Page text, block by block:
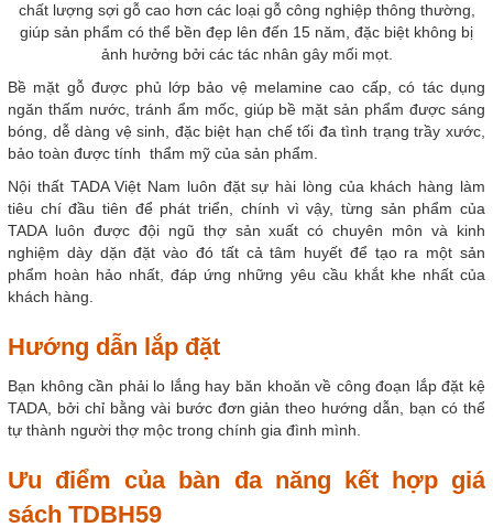
chất lượng sợi gỗ cao hơn các loại gỗ công nghiệp thông thường,
giúp sản phẩm có thể bền đẹp lên đến 15 năm, đặc biệt không bị
ảnh hưởng bởi các tác nhân gây mối mọt.
Bề mặt gỗ được phủ lớp bảo vệ melamine cao cấp, có tác dụng
ngăn thấm nước, tránh ẩm mốc, giúp bề mặt sản phẩm được sáng
bóng, dễ dàng vệ sinh, đặc biệt hạn chế tối đa tình trạng trầy xước,
bảo toàn được tính thẩm mỹ của sản phẩm.
Nội thất TADA Việt Nam luôn đặt sự hài lòng của khách hàng làm
tiêu chí đầu tiên để phát triển, chính vì vậy, từng sản phẩm của
TADA luôn được đội ngũ thợ sản xuất có chuyên môn và kinh
nghiệm dày dặn đặt vào đó tất cả tâm huyết để tạo ra một sản
phẩm hoàn hảo nhất, đáp ứng những yêu cầu khắt khe nhất của
khách hàng.
Hướng dẫn lắp đặt
Bạn không cần phải lo lắng hay băn khoăn về công đoạn lắp đặt kệ
TADA, bởi chỉ bằng vài bước đơn giản theo hướng dẫn, bạn có thể
tự thành người thợ mộc trong chính gia đình mình.
Ưu điểm của bàn đa năng kết hợp giá
sách TDBH59